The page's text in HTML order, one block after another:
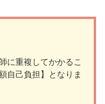
に重複してかかるこ
自己負担】となりま